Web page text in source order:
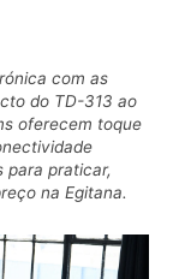
com as
do TD-313 ao
oferecem toque
para praticar,
na Egitana.